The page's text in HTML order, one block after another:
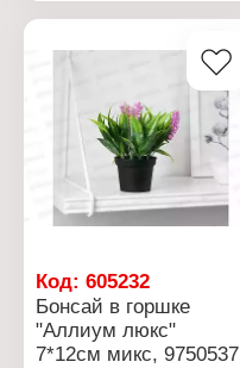
Конструкция: в горшке
Размер: 23х24 см
Материал: пластик
Цвет: в ассортименте
Код: 605232
Бонсай в горшке
"Аллиум люкс"
7*12см микс, 9750537